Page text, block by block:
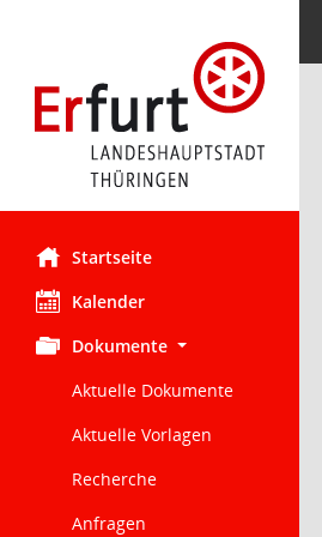
Startseite
Kalender
Dokumente
Aktuelle Dokumente
Aktuelle Vorlagen
Recherche
Anfragen